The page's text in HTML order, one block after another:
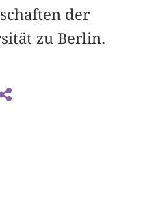
der
zu Berlin.